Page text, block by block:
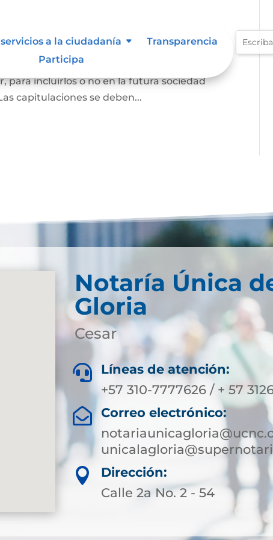
a la ciudadanía
Transparencia
Participa
a casar (por matrimonio civil o matrimonio
para incluirlos o no en la futura sociedad
capitulaciones se deben...
Notaría Única
Gloria
Cesar

Líneas de atención:
+57 310-7777626 / + 57

Correo electrónico:

Dirección:
Calle 2a No. 2 - 54